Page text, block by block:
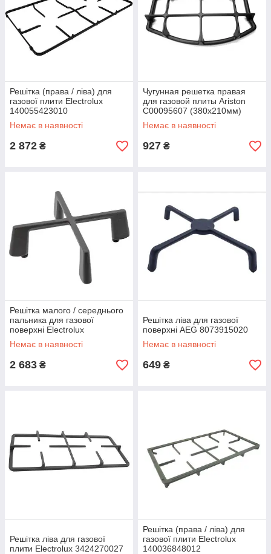
Решітка (права / ліва) для
газової плити Electrolux
140055423010
Немає в наявності
2 872 ₴
Чугунная решетка правая
для газовой плиты Ariston
C00095607 (380x210мм)
Немає в наявності
927 ₴
Решітка малого / середнього
пальника для газової
поверхні Electrolux
140019924046
Немає в наявності
2 683 ₴
Решітка ліва для газової
поверхні AEG 8073915020
Немає в наявності
649 ₴
Решітка ліва для газової
плити Electrolux 3424270027
Решітка (права / ліва) для
газової плити Electrolux
140036848012